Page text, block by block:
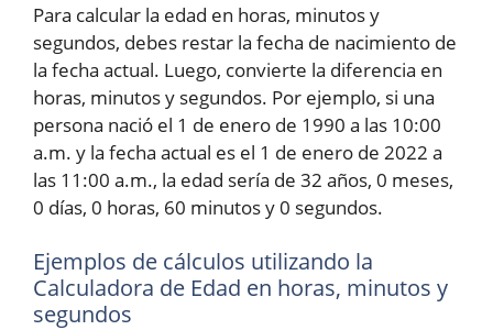
Para calcular la edad en horas, minutos y
segundos, debes restar la fecha de nacimiento de
la fecha actual. Luego, convierte la diferencia en
horas, minutos y segundos. Por ejemplo, si una
persona nació el 1 de enero de 1990 a las 10:00
a.m. y la fecha actual es el 1 de enero de 2022 a
las 11:00 a.m., la edad sería de 32 años, 0 meses,
0 días, 0 horas, 60 minutos y 0 segundos.
Ejemplos de cálculos utilizando la
Calculadora de Edad en horas, minutos y
segundos